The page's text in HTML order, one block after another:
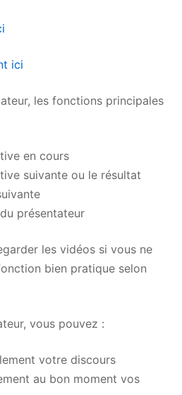
ici
les fonctions principales
en cours
suivante ou le résultat
présentateur
les vidéos si vous ne
bien pratique selon
vous pouvez :
votre discours
au bon moment vos